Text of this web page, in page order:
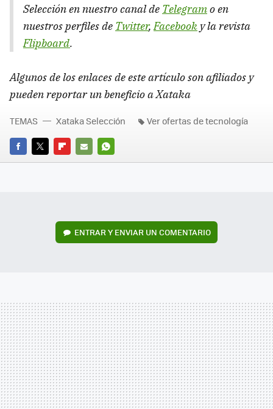
Selección en nuestro canal de Telegramo en
nuestros perfiles de Twitter,Facebook y la revista
Flipboard.
Algunos de los enlaces de este artículo son afiliados y
pueden reportar un beneficio a Xataka
FACEBOOK
TWITTERFLIPBOARD
E-
WHATSAPP
TEMAS Xataka Selección Ver ofertas de tecnología
ENTRAR Y ENVIAR UN COMENTARIO